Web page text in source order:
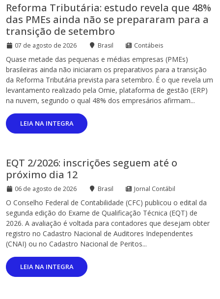
Reforma Tributária: estudo revela que 48%
das PMEs ainda não se prepararam para a
transição de setembro
07 de agosto de 2026 Brasil Contábeis
Quase metade das pequenas e médias empresas (PMEs)
brasileiras ainda não iniciaram os preparativos para a transição
da Reforma Tributária prevista para setembro. É o que revela um
levantamento realizado pela Omie, plataforma de gestão (ERP)
na nuvem, segundo o qual 48% dos empresários afirmam...
LEIA NA INTEGRA
EQT 2/2026: inscrições seguem até o
próximo dia 12
06 de agosto de 2026 Brasil Jornal Contábil
O Conselho Federal de Contabilidade (CFC) publicou o edital da
segunda edição do Exame de Qualificação Técnica (EQT) de
2026. A avaliação é voltada para contadores que desejam obter
registro no Cadastro Nacional de Auditores Independentes
(CNAI) ou no Cadastro Nacional de Peritos...
LEIA NA INTEGRA